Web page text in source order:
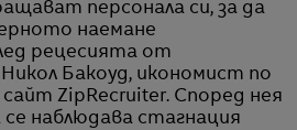
персонала си, за да
наемане
рецесията от
Бакоуд, икономист по
ZipRecruiter. Според нея
наблюдава стагнация